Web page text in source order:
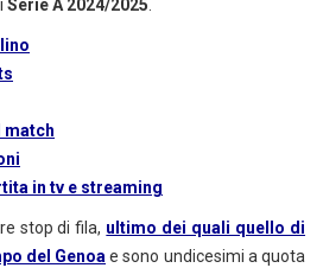
Serie A 2024/2025.
match
in tv e streaming
stop di fila, ultimo dei quali quello di
del Genoae sono undicesimi a quota